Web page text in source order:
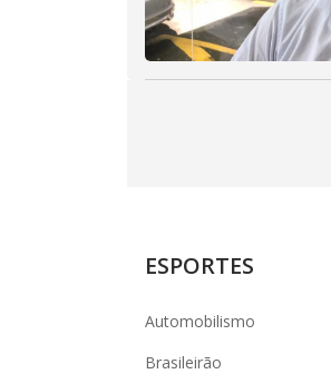
ESPORTES
Automobilismo
Brasileirão